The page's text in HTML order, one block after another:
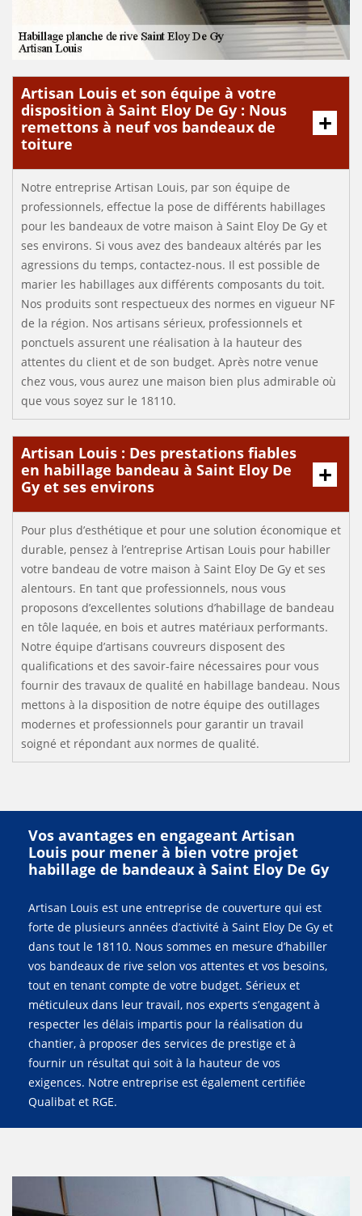
Artisan Louis et son équipe à votre
disposition à Saint Eloy De Gy : Nous
remettons à neuf vos bandeaux de
toiture
Notre entreprise Artisan Louis, par son équipe de
professionnels, effectue la pose de différents habillages
pour les bandeaux de votre maison à Saint Eloy De Gy et
ses environs. Si vous avez des bandeaux altérés par les
agressions du temps, contactez-nous. Il est possible de
marier les habillages aux différents composants du toit.
Nos produits sont respectueux des normes en vigueur NF
de la région. Nos artisans sérieux, professionnels et
ponctuels assurent une réalisation à la hauteur des
attentes du client et de son budget. Après notre venue
chez vous, vous aurez une maison bien plus admirable où
que vous soyez sur le 18110.
Artisan Louis : Des prestations fiables
en habillage bandeau à Saint Eloy De
Gy et ses environs
Pour plus d’esthétique et pour une solution économique et
durable, pensez à l’entreprise Artisan Louis pour habiller
votre bandeau de votre maison à Saint Eloy De Gy et ses
alentours. En tant que professionnels, nous vous
proposons d’excellentes solutions d’habillage de bandeau
en tôle laquée, en bois et autres matériaux performants.
Notre équipe d’artisans couvreurs disposent des
qualifications et des savoir-faire nécessaires pour vous
fournir des travaux de qualité en habillage bandeau. Nous
mettons à la disposition de notre équipe des outillages
modernes et professionnels pour garantir un travail
soigné et répondant aux normes de qualité.
Vos avantages en engageant Artisan
Louis pour mener à bien votre projet
habillage de bandeaux à Saint Eloy De Gy
Artisan Louis est une entreprise de couverture qui est
forte de plusieurs années d’activité à Saint Eloy De Gy et
dans tout le 18110. Nous sommes en mesure d’habiller
vos bandeaux de rive selon vos attentes et vos besoins,
tout en tenant compte de votre budget. Sérieux et
méticuleux dans leur travail, nos experts s’engagent à
respecter les délais impartis pour la réalisation du
chantier, à proposer des services de prestige et à
fournir un résultat qui soit à la hauteur de vos
exigences. Notre entreprise est également certifiée
Qualibat et RGE.